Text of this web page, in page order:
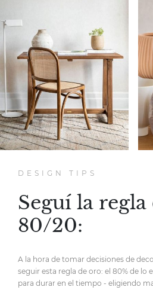
DESIGN TIPS
Seguí la regla
80/20:
A la hora de tomar decisiones de
seguir esta regla de oro: el 80% de lo
para durar en el tiempo - eligiendo